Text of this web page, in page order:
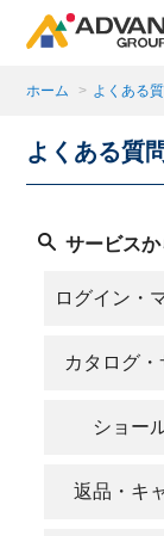
商品ページに
商品がここに
ホーム > よくある
よくある質
サービス
ログイン・
カタログ
ショー
返品・キ